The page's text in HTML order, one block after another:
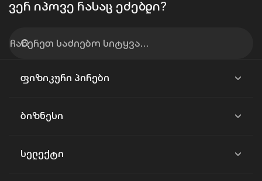
ვერ იპოვე რასაც ეძებდი?
ფიზიკური პირები
ბიზნესი
სელექტი